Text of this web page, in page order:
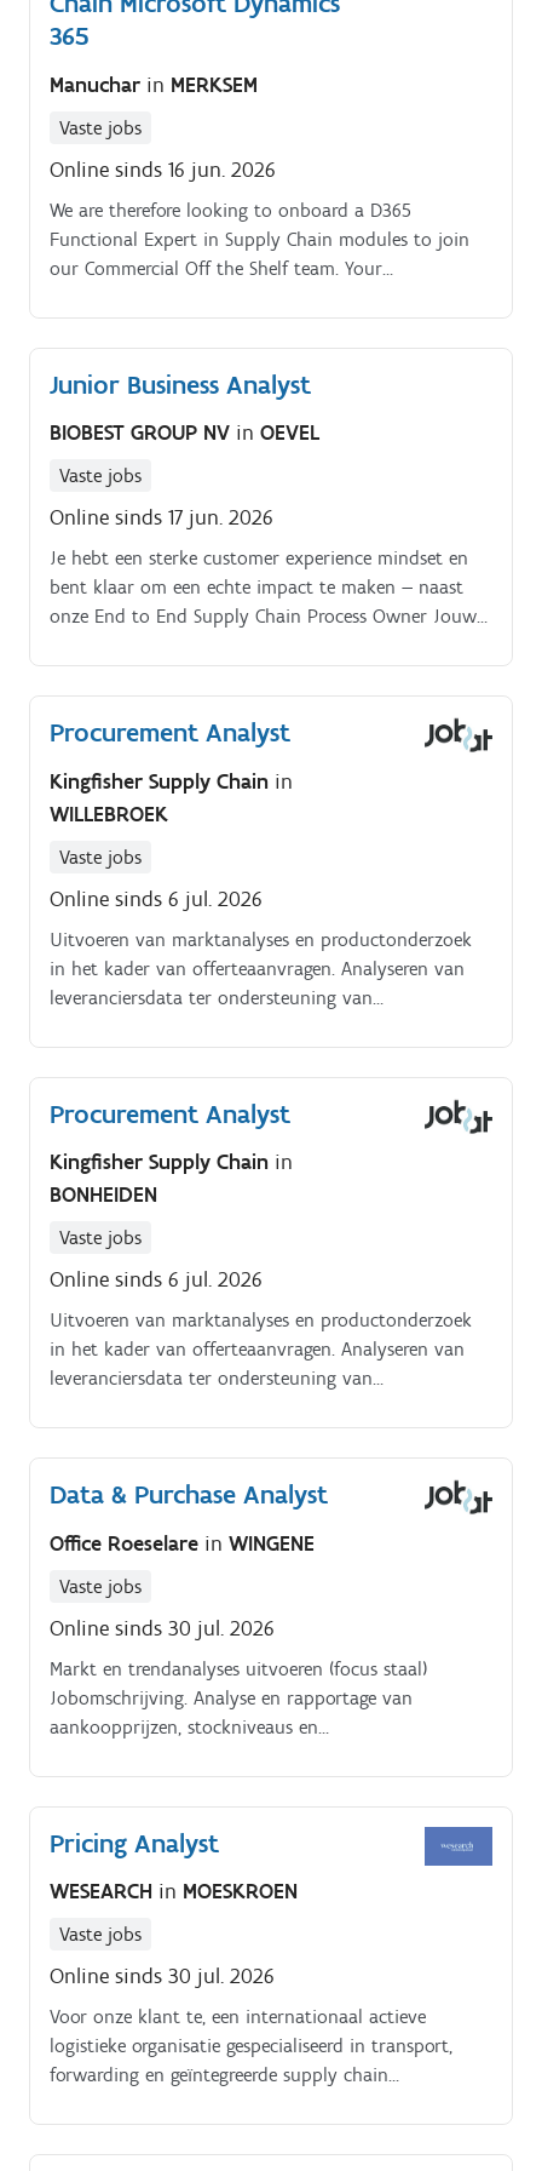
organisatie bij het verbeteren van voorraadbeheer en
historische data, markttrends en andere relevante
parameters Meebouwen aan een gestructureerd
demand planning-proces binnen de organisatie
Opstellen van rapporteringen en dashboards ter
ondersteuning van businessbeslissingen Intensief
samenwerken met diverse interne stakeholders en
afdelingen Deze functie biedt een unieke kans om
management daadwerkelijk te gebruiken om
processen uit te bouwen en mee richting te geven
aan de toekomst van de afdeling.
werken?
365
Manuchar in MERKSEM
Vaste jobs
Online sinds 16 jun. 2026
We are therefore looking to onboard a D365
Functional Expert in Supply Chain modules to join
our Commercial Off the Shelf team. Your
business models.
Junior Business Analyst
BIOBEST GROUP NV in OEVEL
Vaste jobs
Online sinds 17 jun. 2026
Je hebt een sterke customer experience mindset en
bent klaar om een echte impact te maken — naast
onze End to End Supply Chain Process Owner Jouw
je de implementatie van wijzigingen en nieuwe
processen, alsook het hiermee gepaard gaande change
Procurement Analyst
Kingfisher Supply Chain in
WILLEBROEK
Vaste jobs
Online sinds 6 jul. 2026
Uitvoeren van marktanalyses en productonderzoek
in het kader van offerteaanvragen. Analyseren van
leveranciersdata ter ondersteuning van
kwaliteits en compliancevoorschriften (o.a. ISO
standaarden).
Procurement Analyst
Kingfisher Supply Chain in
BONHEIDEN
Vaste jobs
Online sinds 6 jul. 2026
Uitvoeren van marktanalyses en productonderzoek
in het kader van offerteaanvragen. Analyseren van
leveranciersdata ter ondersteuning van
standaarden).
Data & Purchase Analyst
Office Roeselare in WINGENE
Vaste jobs
Online sinds 30 jul. 2026
Markt en trendanalyses uitvoeren (focus staal)
Jobomschrijving. Analyse en rapportage van
aankoopprijzen, stockniveaus en
Pricing Analyst
WESEARCH in MOESKROEN
Vaste jobs
Online sinds 30 jul. 2026
Voor onze klant te, een internationaal actieve
logistieke organisatie gespecialiseerd in transport,
forwarding en geïntegreerde supply chain
Team in Rekkem (regio Menen) Bent u analytisch